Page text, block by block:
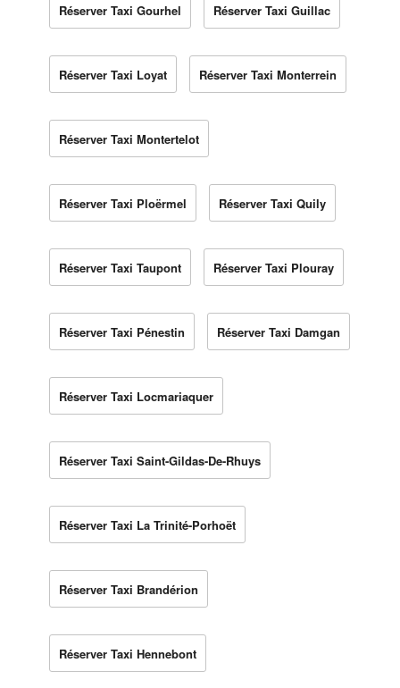
Réserver Taxi Gourhel Réserver Taxi Guillac
Réserver Taxi Loyat Réserver Taxi Monterrein
Réserver Taxi Montertelot
Réserver Taxi Ploërmel Réserver Taxi Quily
Réserver Taxi Taupont Réserver Taxi Plouray
Réserver Taxi Pénestin Réserver Taxi Damgan
Réserver Taxi Locmariaquer
Réserver Taxi Saint-Gildas-De-Rhuys
Réserver Taxi La Trinité-Porhoët
Réserver Taxi Brandérion
Réserver Taxi Hennebont